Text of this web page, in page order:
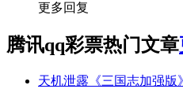
更多回复
腾讯qq彩票热门文章
天机泄露《三国志加强版